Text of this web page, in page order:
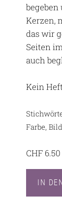
Kerzen,
das wir
Seiten
auch
Kein
Farbe,
CHF 6.50